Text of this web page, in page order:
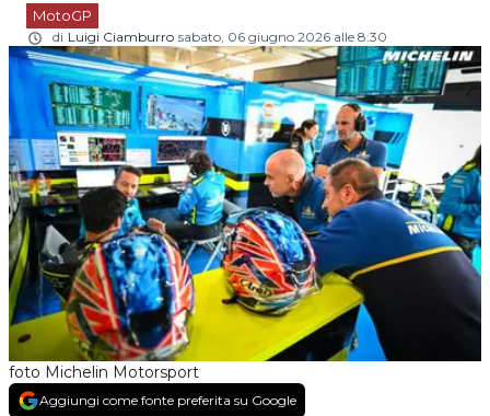
MotoGP
di Luigi Ciamburro sabato, 06 giugno 2026 alle 8:30
foto Michelin Motorsport
Aggiungi come fonte preferita su Google